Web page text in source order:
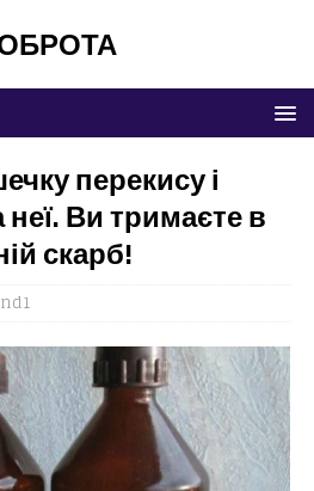
перекису і
Ви тримаєте в
скарб!